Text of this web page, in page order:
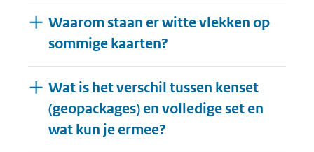
Waarom staan er witte vlekken op
sommige kaarten?
Wat is het verschil tussen kenset
(geopackages) en volledige set en
wat kun je ermee?